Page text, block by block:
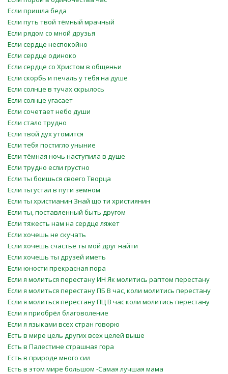
Если пришла беда
Если путь твой тёмный мрачный
Если рядом со мной друзья
Если сердце неспокойно
Если сердце одиноко
Если сердце со Христом в общеньи
Если скорбь и печаль у тебя на душе
Если солнце в тучах скрылось
Если солнце угасает
Если сочетает небо души
Если стало трудно
Если твой дух утомится
Если тебя постигло уныние
Если тёмная ночь наступила в душе
Если трудно если грустно
Если ты боишься своего Творца
Если ты устал в пути земном
Если ты христианин Знай що ти християнин
Если ты, поставленный быть другом
Если тяжесть нам на сердце ляжет
Если хочешь не скучать
Если хочешь счастье ты мой друг найти
Если хочешь ты друзей иметь
Если юности прекрасная пора
Если я молиться перестану ИН Як молитись раптом перестану
Если я молиться перестану ПБ В час, коли молитись перестану
Если я молиться перестану ПЦ В час коли молитись перестану
Если я приобрёл благоволение
Если я языками всех стран говорю
Есть в мире цель других всех целей выше
Есть в Палестине страшная гора
Есть в природе много сил
Есть в этом мире большом -Самая лучшая мама